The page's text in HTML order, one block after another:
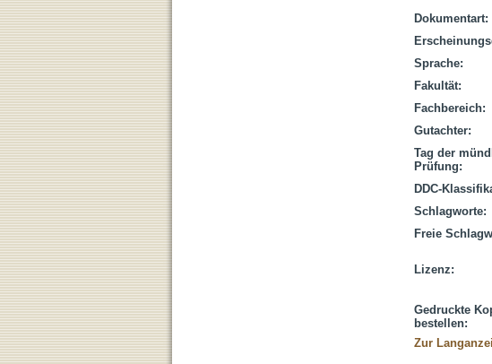
Dokumentart:
Sprache:
Fakultät:
Fachbereich:
Gutachter:
Tag der
Prüfung:
DDC-
Schlagworte:
Freie
Lizenz:
Gedruckte
bestellen:
Zur